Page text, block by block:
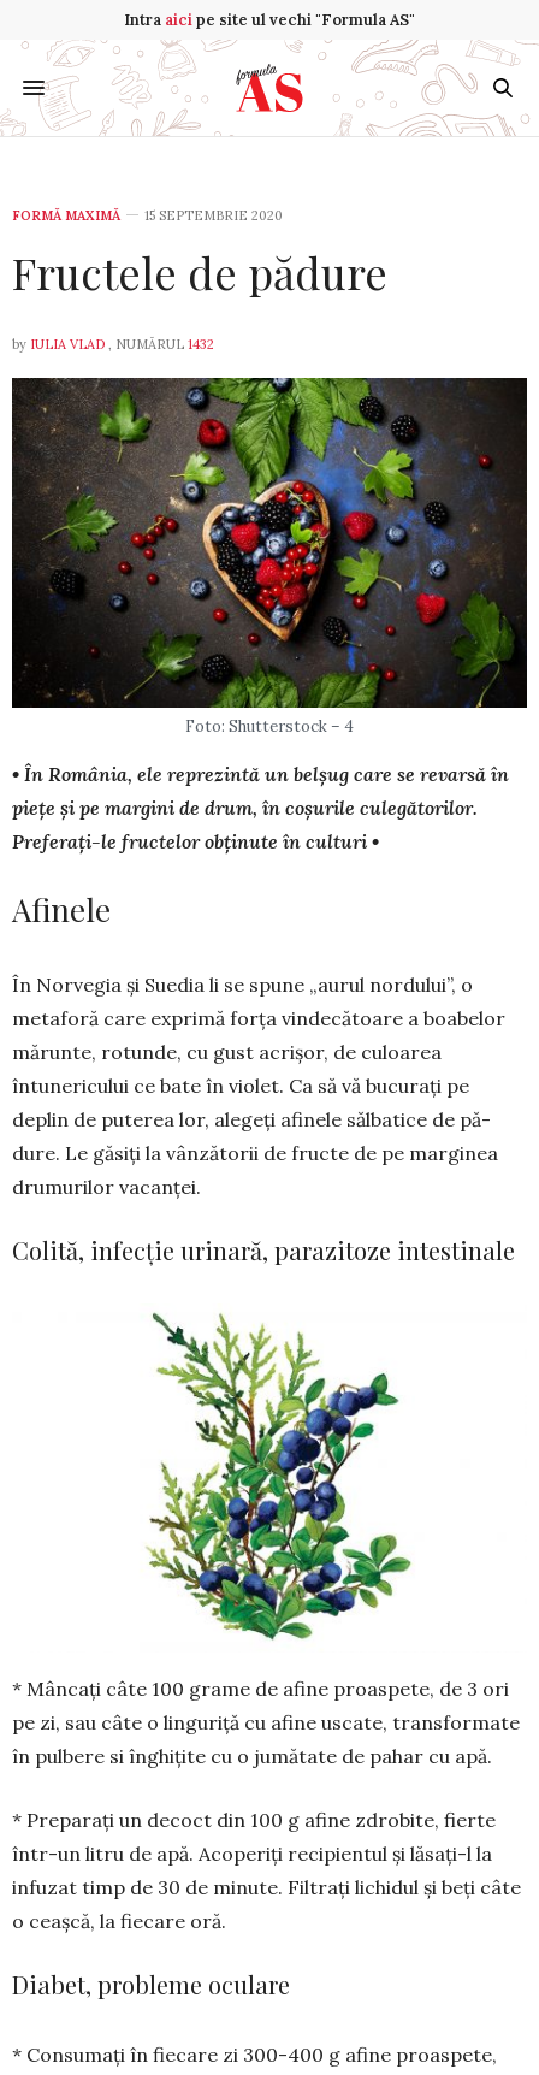
Intra aicipe site ul vechi "Formula AS"
FORMĂ MAXIMĂ 15 SEPTEMBRIE 2020
Fructele de pădure
by IULIA VLAD , NUMĂRUL 1432
Foto: Shutterstock – 4
• În România, ele reprezintă un belșug care se revarsă în
piețe și pe margini de drum, în coșurile culegătorilor.
Preferați-le fruc­telor obți­nute în culturi •
Afinele
În Norvegia și Suedia li se spune „aurul nordului”, o
metaforă care exprimă forța vindecătoare a boabelor
mărunte, rotunde, cu gust acrișor, de culoarea
întunericului ce bate în violet. Ca să vă bucurați pe
deplin de pute­rea lor, alegeți afinele sălbatice de pă­
dure. Le găsiți la vânzătorii de fructe de pe marginea
drumurilor vacanței.
Colită, infecție urinară, parazitoze intestinale
* Mâncați câte 100 grame de afine proaspete, de 3 ori
pe zi, sau câte o linguriță cu afine uscate, trans­formate
în pulbere si înghițite cu o jumătate de pahar cu apă.
* Preparați un decoct din 100 g afine zdrobite, fierte
în­tr-un litru de apă. Acoperiți recipi­entul și lăsați-l la
infuzat timp de 30 de minute. Filtrați lichidul și beți câte
o ceașcă, la fiecare oră.
Diabet, probleme oculare
* Consumați în fiecare zi 300-400 g afine proaspete,